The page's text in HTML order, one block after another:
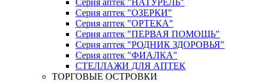
Серия аптек "НАТУРЕЛЬ"
Серия аптек "ОЗЕРКИ"
Серия аптек "ОРТЕКА"
Серия аптек "ПЕРВАЯ ПОМОЩЬ"
Серия аптек "РОДНИК ЗДОРОВЬЯ"
Серия аптек "ФИАЛКА"
СТЕЛЛАЖИ ДЛЯ АПТЕК
ТОРГОВЫЕ ОСТРОВКИ